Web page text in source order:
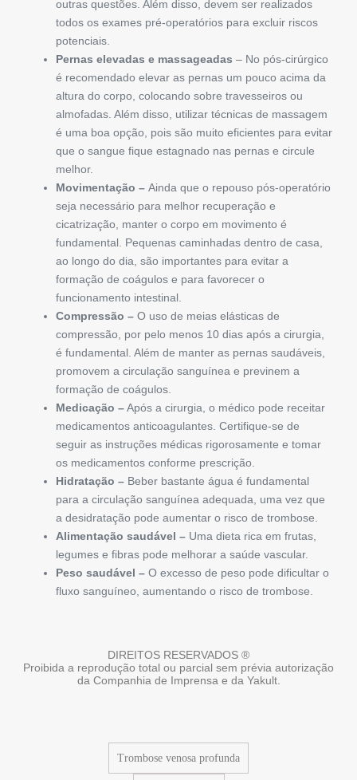
outras questões. Além disso, devem ser realizados
todos os exames pré-operatórios para excluir riscos
potenciais.
Pernas elevadas e massageadas – No pós-cirúrgico
é recomendado elevar as pernas um pouco acima da
altura do corpo, colocando sobre travesseiros ou
almofadas. Além disso, utilizar técnicas de massagem
é uma boa opção, pois são muito eficientes para evitar
que o sangue fique estagnado nas pernas e circule
melhor.
Movimentação – Ainda que o repouso pós-operatório
seja necessário para melhor recuperação e
cicatrização, manter o corpo em movimento é
fundamental. Pequenas caminhadas dentro de casa,
ao longo do dia, são importantes para evitar a
formação de coágulos e para favorecer o
funcionamento intestinal.
Compressão – O uso de meias elásticas de
compressão, por pelo menos 10 dias após a cirurgia,
é fundamental. Além de manter as pernas saudáveis,
promovem a circulação sanguínea e previnem a
formação de coágulos.
Medicação –Após a cirurgia, o médico pode receitar
medicamentos anticoagulantes. Certifique-se de
seguir as instruções médicas rigorosamente e tomar
os medicamentos conforme prescrição.
Hidratação – Beber bastante água é fundamental
para a circulação sanguínea adequada, uma vez que
a desidratação pode aumentar o risco de trombose.
Alimentação saudável – Uma dieta rica em frutas,
legumes e fibras pode melhorar a saúde vascular.
Peso saudável – O excesso de peso pode dificultar o
fluxo sanguíneo, aumentando o risco de trombose.
DIREITOS RESERVADOS ®
Proibida a reprodução total ou parcial sem prévia autorização
da Companhia de Imprensa e da Yakult.
Trombose venosa profunda